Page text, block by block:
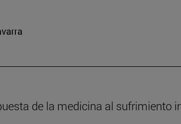
de la medicina al sufrimiento